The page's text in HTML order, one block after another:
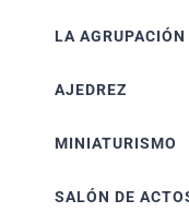
LA AGRUPACIÓN
AJEDREZ
MINIATURISMO
SALÓN DE